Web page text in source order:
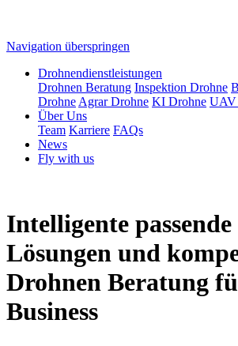
Navigation überspringen
Drohnendienstleistungen
Drohnen Beratung Inspektion Drohne
Drohne Agrar Drohne KI Drohne UAV
Über Uns
Team Karriere FAQs
News
Fly with us
Intelligente
Lösungen und
Drohnen Beratung
Business